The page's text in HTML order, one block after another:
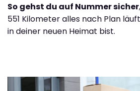
So gehst du auf Nummer sicher
551 Kilometer alles nach Plan
in deiner neuen Heimat bist.